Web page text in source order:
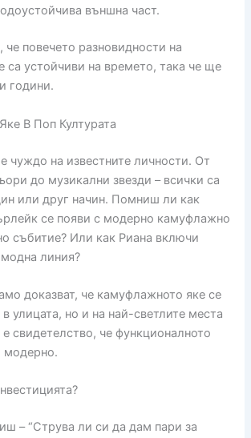
външна част.
повечето разновидности на
са устойчиви на времето, така че ще
години.
В Поп Културата
чуждо на известните личности. От
до музикални звезди – всички са
или друг начин. Помниш ли как
се появи с модерно камуфлажно
събитие? Или как Риана включи
линия?
доказват, че камуфлажното яке се
улицата, но и на най-светлите места
свидетелство, че функционалното
– “Струва ли си да дам пари за